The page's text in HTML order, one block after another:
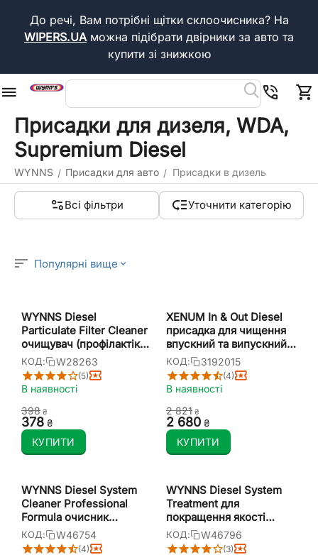
До речі, Вам потрібні щітки склоочисника? На
WIPERS.UAможна підібрати двірники за авто та
купити зі знижкою
Присадки для дизеля, WDA,
Supremium Diesel
WYNNS / Присадки для авто / Присадки в дизель
Всі фільтри Уточнити категорію
Популярні вище
WYNNS Diesel
Particulate Filter Cleaner
очищувач (профілактіка)
фільтра сажі 325 мл
КОД: W28263
(5)
В наявності
‍378‍ ₴
‍398‍ ₴
КУПИТИ
XENUM In & Out Diesel
присадка для чищення
впускний та випускний
систем дизельного
двигуна 1,5 л
КОД: 3192015
(4)
В наявності
2 680 ₴
2 821 ₴
КУПИТИ
WYNNS Diesel System
Cleaner Professional
Formula очисник
дизельної паливної
системи 325 мл
КОД: W46754
(4)
WYNNS Diesel System
Treatment для
покращення якості
дизельного палива 5 л
КОД: W46796
(3)